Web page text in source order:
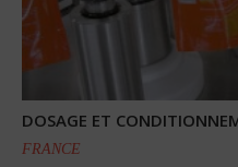
DOSAGE ET
FRANCE